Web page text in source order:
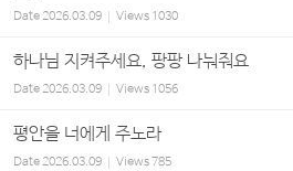
Date2026.03.09 Views 1030
하나님 지켜주세요, 팡팡 나눠줘요
Date2026.03.09 Views 1056
평안을 너에게 주노라
Date2026.03.09 Views785